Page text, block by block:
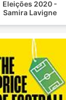
Eleições 2020 -
Samira Lavigne